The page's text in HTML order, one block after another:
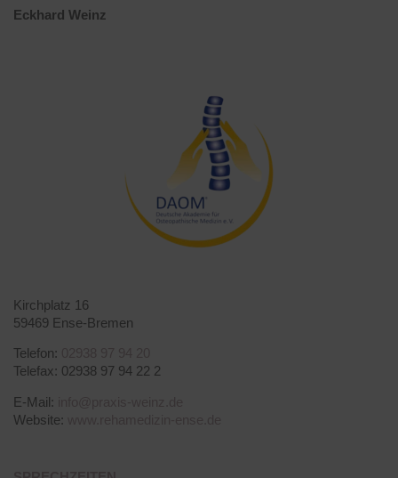
Eckhard Weinz
Kirchplatz 16
59469 Ense-Bremen
Telefon:
Telefax: 02938 97 94 22 2
E-Mail:
Website: